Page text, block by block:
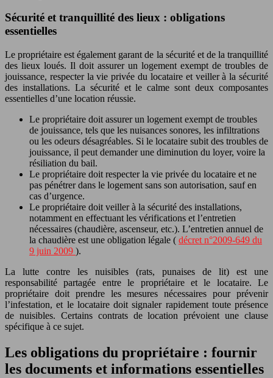
Sécurité et tranquillité des lieux : obligations
essentielles
Le propriétaire est également garant de la sécurité et de la tranquillité
des lieux loués. Il doit assurer un logement exempt de troubles de
jouissance, respecter la vie privée du locataire et veiller à la sécurité
des installations. La sécurité et le calme sont deux composantes
essentielles d’une location réussie.
Le propriétaire doit assurer un logement exempt de troubles
de jouissance, tels que les nuisances sonores, les infiltrations
ou les odeurs désagréables. Si le locataire subit des troubles de
jouissance, il peut demander une diminution du loyer, voire la
résiliation du bail.
Le propriétaire doit respecter la vie privée du locataire et ne
pas pénétrer dans le logement sans son autorisation, sauf en
cas d’urgence.
Le propriétaire doit veiller à la sécurité des installations,
notamment en effectuant les vérifications et l’entretien
nécessaires (chaudière, ascenseur, etc.). L’entretien annuel de
la chaudière est une obligation légale ( décret n°2009-649 du
9 juin 2009 ).
La lutte contre les nuisibles (rats, punaises de lit) est une
responsabilité partagée entre le propriétaire et le locataire. Le
propriétaire doit prendre les mesures nécessaires pour prévenir
l’infestation, et le locataire doit signaler rapidement toute présence
de nuisibles. Certains contrats de location prévoient une clause
spécifique à ce sujet.
Les obligations du propriétaire : fournir
les documents et informations essentielles